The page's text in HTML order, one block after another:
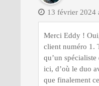
13 février 2024
Merci Eddy !
client numéro 1.
qu’un
ici, d’où le duo
que finalement